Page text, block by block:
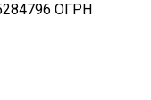
ОГРН